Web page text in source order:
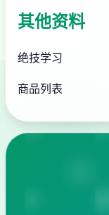
其他资料
绝技学习
商品列表